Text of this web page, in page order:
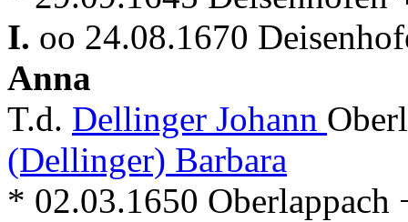
I. oo 24.08.1670
Anna
T.d. Dellinger Johann
(Dellinger) Barbara
* 02.03.1650 Oberlappach